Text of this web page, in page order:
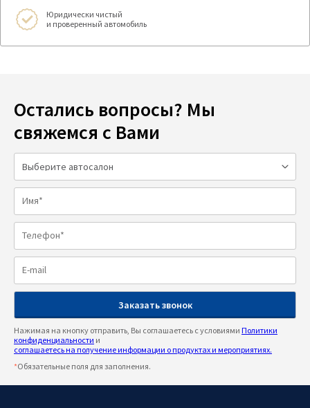
Юридически чистый
и проверенный автомобиль
Остались вопросы? Мы
свяжемся с Вами
Нажимая на кнопку отправить, Вы соглашаетесь с условиями Политики
конфиденциальности и
соглашаетесь на получение информации о продуктах и мероприятиях.
*Обязательные поля для заполнения.